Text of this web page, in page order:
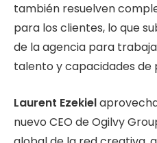
también resuelven
para los clientes, lo que
de la agencia para
talento y capacidades de
Laurent Ezekiel
nuevo CEO de Ogilvy